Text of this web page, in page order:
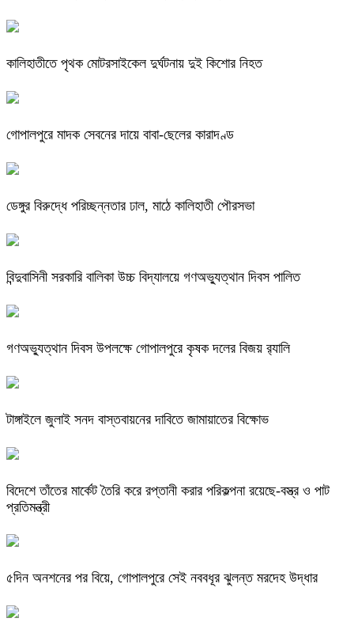
কালিহাতীতে পৃথক মোটরসাইকেল দুর্ঘটনায় দুই কিশোর নিহত
গোপালপুরে মাদক সেবনের দায়ে বাবা-ছেলের কারাদণ্ড
ডেঙ্গুর বিরুদ্ধে পরিচ্ছন্নতার ঢাল, মাঠে কালিহাতী পৌরসভা
বিন্দুবাসিনী সরকারি বালিকা উচ্চ বিদ্যালয়ে গণঅভ্যুত্থান দিবস পালিত
গণঅভ্যুত্থান দিবস উপলক্ষে গোপালপুরে কৃষক দলের বিজয় র‍্যালি
টাঙ্গাইলে জুলাই সনদ বাস্তবায়নের দাবিতে জামায়াতের বিক্ষোভ
বিদেশে তাঁতের মার্কেট তৈরি করে রপ্তানী করার পরিকল্পনা রয়েছে-বস্ত্র ও পাট
প্রতিমন্ত্রী
৫দিন অনশনের পর বিয়ে, গোপালপুরে সেই নববধূর ঝুলন্ত মরদেহ উদ্ধার